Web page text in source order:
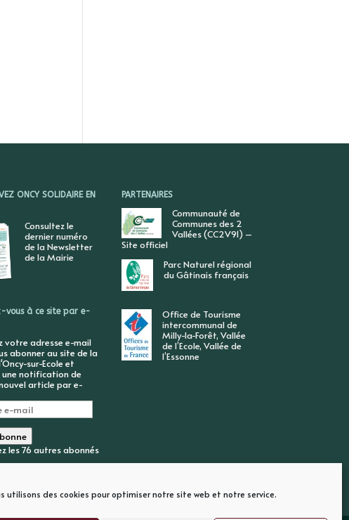
utilisons des cookies pour optimiser notre site web et notre service.
ONCY SOLIDAIRE EN
Consultez le
dernier numéro
de la Newsletter
de la Mairie
vous à ce site par e-
votre adresse e-mail
abonner au site de la
sur-Ecole et
une notification de
article par e-
les 76 autres abonnés
PARTENAIRES
Communauté de
Communes des 2
Vallées (CC2V91) –
Site officiel
Parc Naturel régional
du Gâtinais français
Office de Tourisme
intercommunal de
Milly-la-Forêt, Vallée
de l’Ecole, Vallée de
l’Essonne